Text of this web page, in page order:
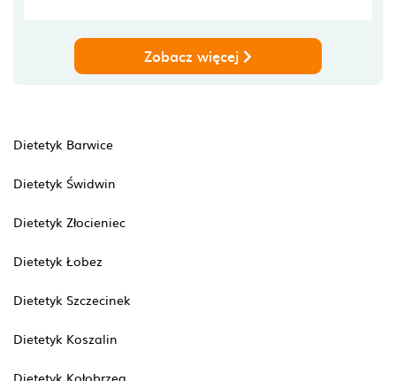
Zobacz więcej
Dietetyk Barwice
Dietetyk Świdwin
Dietetyk Złocieniec
Dietetyk Łobez
Dietetyk Szczecinek
Dietetyk Koszalin
Dietetyk Kołobrzeg